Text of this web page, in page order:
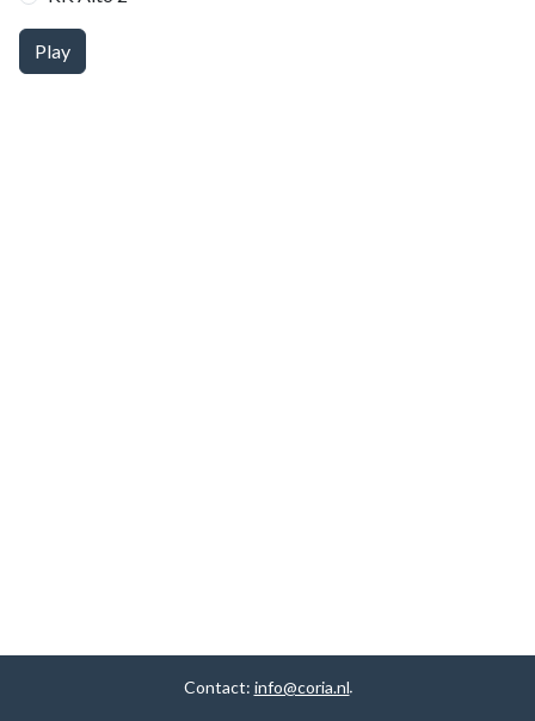
Play
Contact: info@coria.nl.